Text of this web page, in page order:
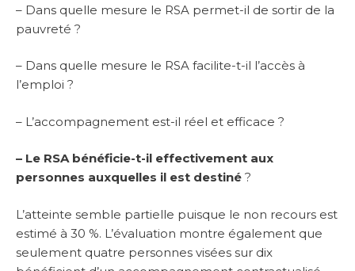
– Dans quelle mesure le RSA permet-il de sortir de la
pauvreté ?
– Dans quelle mesure le RSA facilite-t-il l’accès à
l’emploi ?
– L’accompagnement est-il réel et efficace ?
– Le RSA bénéficie-t-il effectivement aux
personnes auxquelles il est destiné ?
L’atteinte semble partielle puisque le non recours est
estimé à 30 %. L’évaluation montre également que
seulement quatre personnes visées sur dix